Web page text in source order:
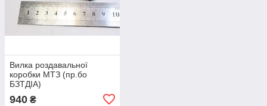
Вилка роздавальної
коробки МТЗ (пр.бо
БЗТДІА)
940 ₴